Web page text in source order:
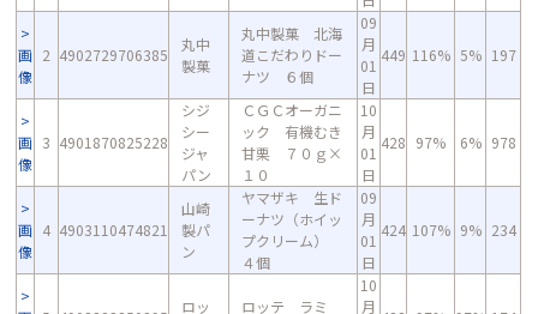
画
像
2 4902729706385
丸中
製菓
丸中製菓 北海
道こだわりドー
ナツ ６個
09
月
01
日
449 116% 5% 197
画
像
3 4901870825228
シジ
シー
ジャ
パン
ＣＧＣオーガニ
ック 有機むき
甘栗 ７０ｇ×
１０
10
月
01
日
428 97% 6% 978
画
像
4 4903110474821
山崎
製パ
ン
ヤマザキ 生ド
ーナツ（ホイッ
プクリーム）
４個
09
月
01
日
424 107% 9% 234
ロッ
ロッテ ラミ
10
月